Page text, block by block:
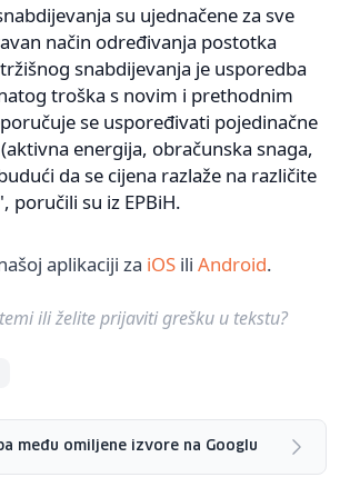
su ujednačene za sve
način određivanja postotka
snabdijevanja je usporedba
troška s novim i prethodnim
se uspoređivati pojedinačne
energija, obračunska snaga,
da se cijena razlaže na različite
poručili su iz EPBiH.
aplikaciji za iOS ili Android.
ili želite prijaviti grešku u tekstu?
među omiljene izvore na Googlu